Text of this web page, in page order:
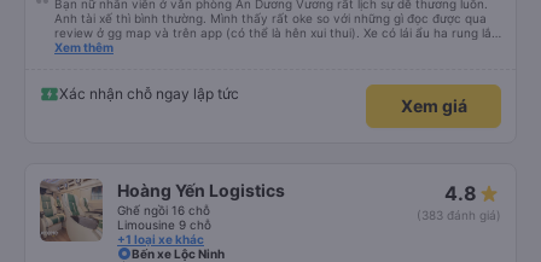
Bạn nữ nhân viên ở văn phòng An Dương Vương rất lịch sự dễ thương luôn.
Anh tài xế thì bình thường. Mình thấy rất oke so với những gì đọc được qua
review ở gg map và trên app (có thể là hên xui thui). Xe có lái ẩu ha rung lắc
hay không thì cũng ko rõ tại mình say xe nên ngủ ko à
Xem thêm
Xác nhận chỗ ngay lập tức
Xem giá
Hoàng Yến Logistics
Ghế ngồi 16 chỗ
Limousine 9 chỗ
+1 loại xe khác
4.8
(383 đánh giá)
Bến xe Lộc Ninh